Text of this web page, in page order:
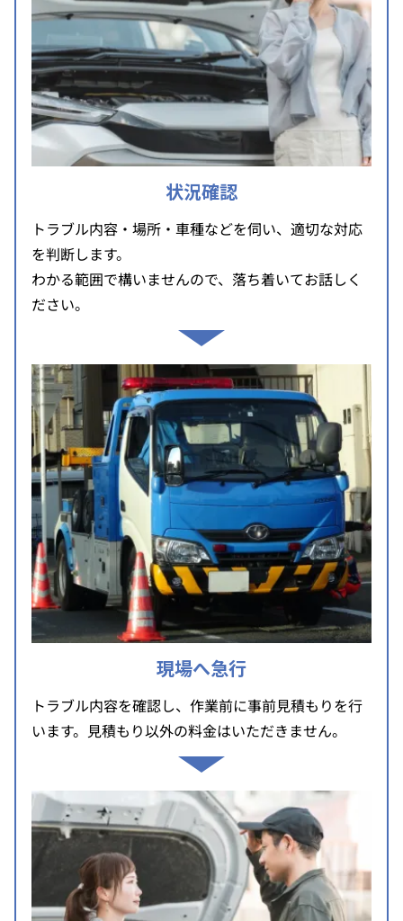
状況確認
トラブル内容・場所・車種などを伺い、適切な対応
を判断します。
わかる範囲で構いませんので、落ち着いてお話しく
ださい。
現場へ急行
トラブル内容を確認し、作業前に事前見積もりを行
います。見積もり以外の料金はいただきません。